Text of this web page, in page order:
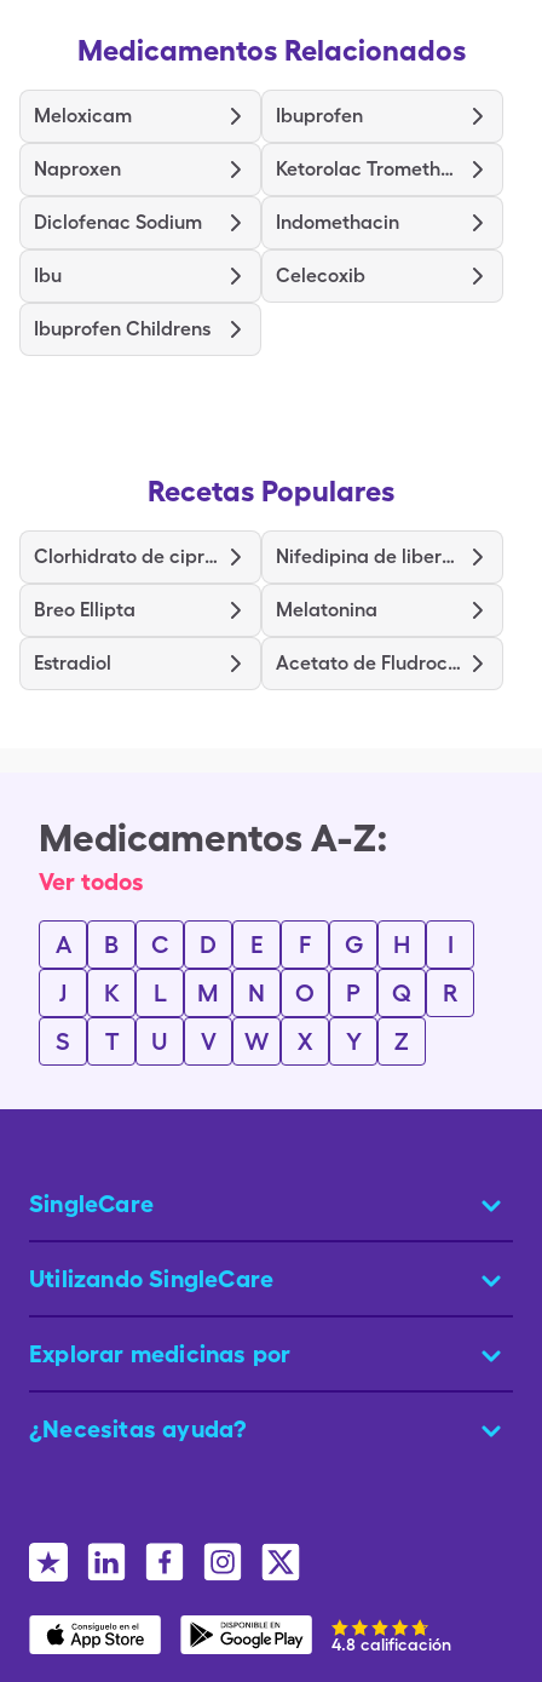
Medicamentos Relacionados
Meloxicam Ibuprofen
Naproxen Ketorolac Tromethamine
Diclofenac Sodium Indomethacin
Ibu Celecoxib
Ibuprofen Childrens
Recetas Populares
Clorhidrato de ciprofloxacina Nifedipina de liberación prolongada
Breo Ellipta Melatonina
Estradiol Acetato de Fludrocortisona
Medicamentos A-Z:
Ver todos
A B C D E F G H
I
J
K L M N O P Q
R
S
T U V W X Y Z
SingleCare
Utilizando SingleCare
Explorar medicinas por
¿Necesitas ayuda?
4.8 calificación